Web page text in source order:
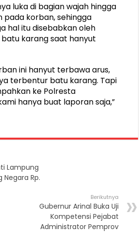
luka di bagian wajah hingga
pada korban, sehingga
hal itu disebabkan oleh
karang saat hanyut
ini hanyut terbawa arus,
terbentur batu karang. Tapi
ke Polresta
hanya buat laporan saja,”
Lampung
Negara Rp.
Berikutnya
Gubernur Arinal Buka Uji
Kompetensi Pejabat
Administrator Pemprov